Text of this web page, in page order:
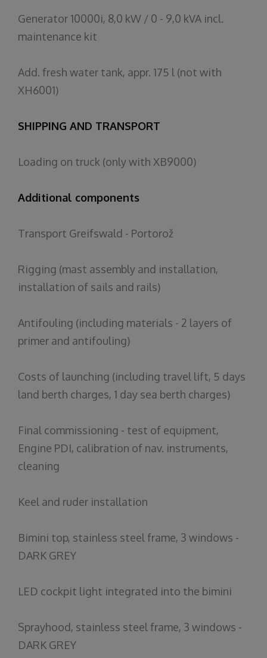
Generator 10000i, 8,0 kW / 0 - 9,0 kVA incl.
maintenance kit
Add. fresh water tank, appr. 175 l (not with
XH6001)
SHIPPING AND TRANSPORT
Loading on truck (only with XB9000)
Additional components
Transport Greifswald - Portorož
Rigging (mast assembly and installation,
installation of sails and rails)
Antifouling (including materials - 2 layers of
primer and antifouling)
Costs of launching (including travel lift, 5 days
land berth charges, 1 day sea berth charges)
Final commissioning - test of equipment,
Engine PDI, calibration of nav. instruments,
cleaning
Keel and ruder installation
Bimini top, stainless steel frame, 3 windows -
DARK GREY
LED cockpit light integrated into the bimini
Sprayhood, stainless steel frame, 3 windows -
DARK GREY